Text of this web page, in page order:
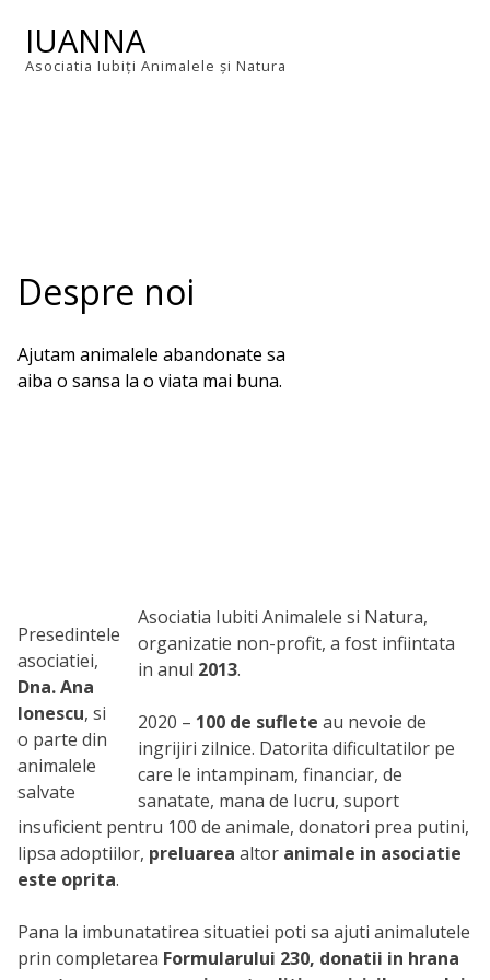
content
IUANNA
Asociatia Iubiți Animalele și Natura
Despre noi
Ajutam animalele abandonate sa
aiba o sansa la o viata mai buna.
Presedintele
asociatiei,
Dna. Ana
Ionescu, si
o parte din
animalele
salvate
Asociatia Iubiti Animalele si Natura,
organizatie non-profit, a fost infiintata
in anul 2013.
2020 – 100 de suflete au nevoie de
ingrijiri zilnice. Datorita dificultatilor pe
care le intampinam, financiar, de
sanatate, mana de lucru, suport
insuficient pentru 100 de animale, donatori prea putini,
lipsa adoptiilor, preluarea altor animale in asociatie
este oprita.
Pana la imbunatatirea situatiei poti sa ajuti animalutele
prin completarea Formularului 230, donatii in hrana